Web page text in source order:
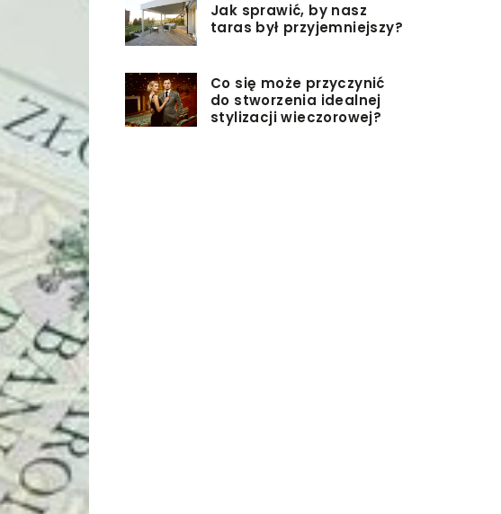
Jak sprawić, by nasz
taras był przyjemniejszy?
Co się może przyczynić
do stworzenia idealnej
stylizacji wieczorowej?